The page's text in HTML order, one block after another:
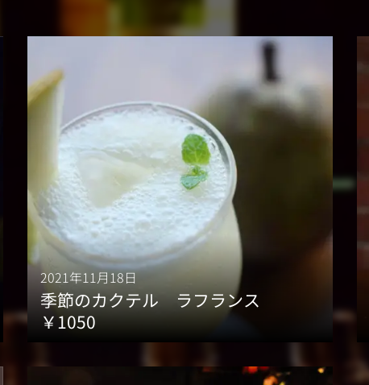
2021年11月18日
季節のカクテル ラフランス
￥1050